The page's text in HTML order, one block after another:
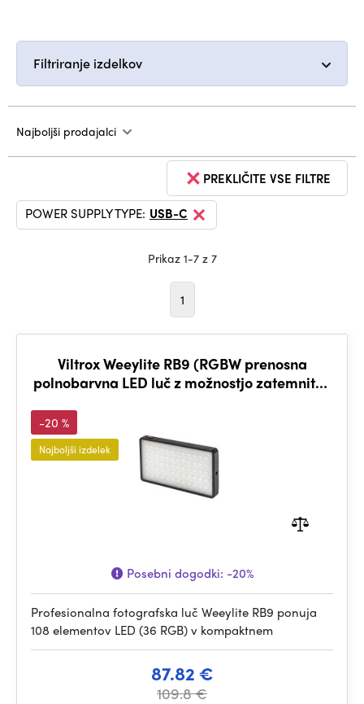
Filtriranje izdelkov
Najboljši prodajalci
PREKLIČITE VSE FILTRE
POWER SUPPLY TYPE: USB-C
Prikaz 1-7 z 7
1
Viltrox Weeylite RB9 (RGBW prenosna
polnobarvna LED luč z možnostjo zatemnitve
-20 %
Najboljši izdelek
Posebni dogodki: -20%
Profesionalna fotografska luč Weeylite RB9 ponuja
108 elementov LED (36 RGB) v kompaktnem
87.82 €
109.8 €